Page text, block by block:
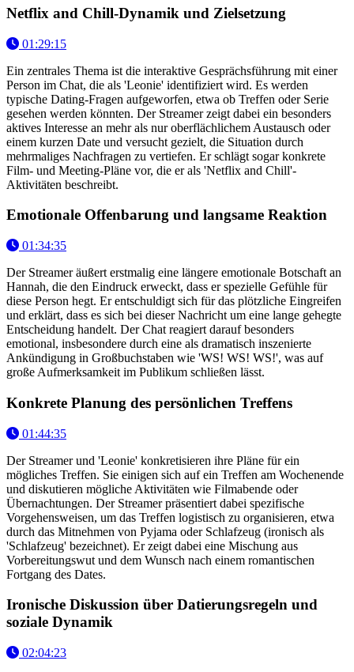
Netflix and Chill-Dynamik und Zielsetzung
01:29:15
Ein zentrales Thema ist die interaktive Gesprächsführung mit einer
Person im Chat, die als 'Leonie' identifiziert wird. Es werden
typische Dating-Fragen aufgeworfen, etwa ob Treffen oder Serie
gesehen werden könnten. Der Streamer zeigt dabei ein besonders
aktives Interesse an mehr als nur oberflächlichem Austausch oder
einem kurzen Date und versucht gezielt, die Situation durch
mehrmaliges Nachfragen zu vertiefen. Er schlägt sogar konkrete
Film- und Meeting-Pläne vor, die er als 'Netflix and Chill'-
Aktivitäten beschreibt.
Emotionale Offenbarung und langsame Reaktion
01:34:35
Der Streamer äußert erstmalig eine längere emotionale Botschaft an
Hannah, die den Eindruck erweckt, dass er spezielle Gefühle für
diese Person hegt. Er entschuldigt sich für das plötzliche Eingreifen
und erklärt, dass es sich bei dieser Nachricht um eine lange gehegte
Entscheidung handelt. Der Chat reagiert darauf besonders
emotional, insbesondere durch eine als dramatisch inszenierte
Ankündigung in Großbuchstaben wie 'WS! WS! WS!', was auf
große Aufmerksamkeit im Publikum schließen lässt.
Konkrete Planung des persönlichen Treffens
01:44:35
Der Streamer und 'Leonie' konkretisieren ihre Pläne für ein
mögliches Treffen. Sie einigen sich auf ein Treffen am Wochenende
und diskutieren mögliche Aktivitäten wie Filmabende oder
Übernachtungen. Der Streamer präsentiert dabei spezifische
Vorgehensweisen, um das Treffen logistisch zu organisieren, etwa
durch das Mitnehmen von Pyjama oder Schlafzeug (ironisch als
'Schlafzeug' bezeichnet). Er zeigt dabei eine Mischung aus
Vorbereitungswut und dem Wunsch nach einem romantischen
Fortgang des Dates.
Ironische Diskussion über Datierungsregeln und
soziale Dynamik
02:04:23